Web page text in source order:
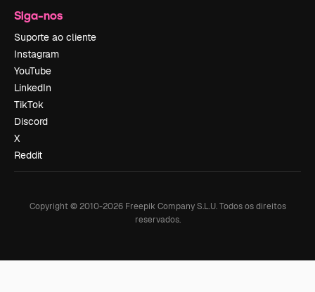
Siga-nos
Suporte ao cliente
Instagram
YouTube
LinkedIn
TikTok
Discord
X
Reddit
Copyright © 2010-2026Freepik Company S.L.U. Todos os direitos
reservados.